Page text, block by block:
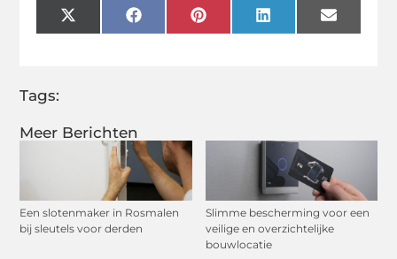
Meer Berichten
Een slotenmaker in Rosmalen
bij sleutels voor derden
Slimme bescherming voor een
veilige en overzichtelijke
bouwlocatie
X
(Twitter)
FacebookPinterestLinkedInEmail
Tags: